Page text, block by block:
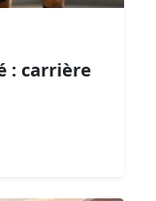
: carrière